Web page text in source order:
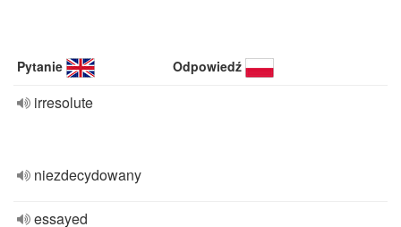
Pytanie Odpowiedź
irresolute
niezdecydowany
essayed